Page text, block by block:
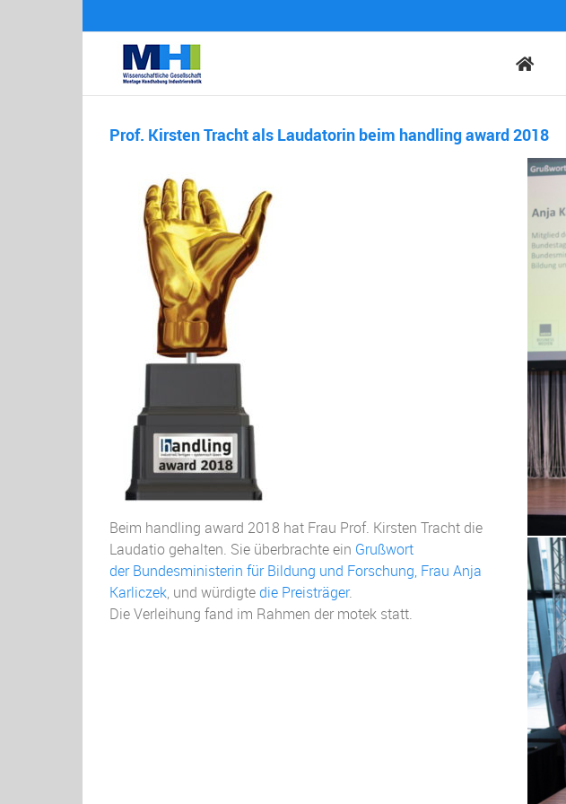
Prof. Kirsten Tracht als Laudatorin beim handling award 2018
Beim handling award 2018 hat Frau Prof. Kirsten Tracht die
Laudatio gehalten. Sie überbrachte ein Grußwort
der Bundesministerin für Bildung und Forschung, Frau Anja
Karliczek, und würdigtedie Preisträger.
Die Verleihung fand im Rahmen der motek statt.